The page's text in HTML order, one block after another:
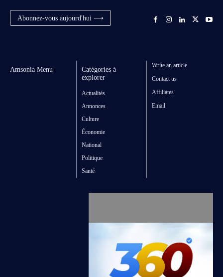
Abonnez-vous aujourd'hui ⟶
Amsonia Menu
Catégories à
explorer
Actualités
Annonces
Culture
Économie
National
Politique
Santé
Write an article
Contact us
Affiliates
Email